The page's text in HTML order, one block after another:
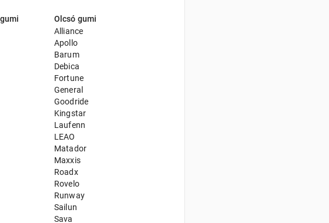
Olcsó gumi
Alliance
Apollo
Barum
Debica
Fortune
General
Goodride
Kingstar
Laufenn
LEAO
Matador
Maxxis
Roadx
Rovelo
Runway
Sailun
Sava